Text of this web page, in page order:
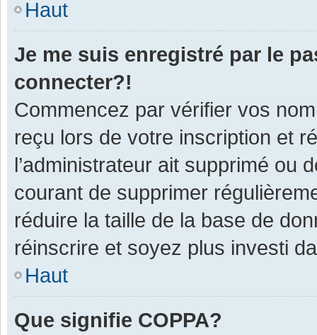
Haut
Je me suis enregistré par le
connecter?!
Commencez par vérifier vos
reçu lors de votre inscription et
l’administrateur ait supprimé ou
courant de supprimer
réduire la taille de la base de
réinscrire et soyez plus investi
Haut
Que signifie COPPA?